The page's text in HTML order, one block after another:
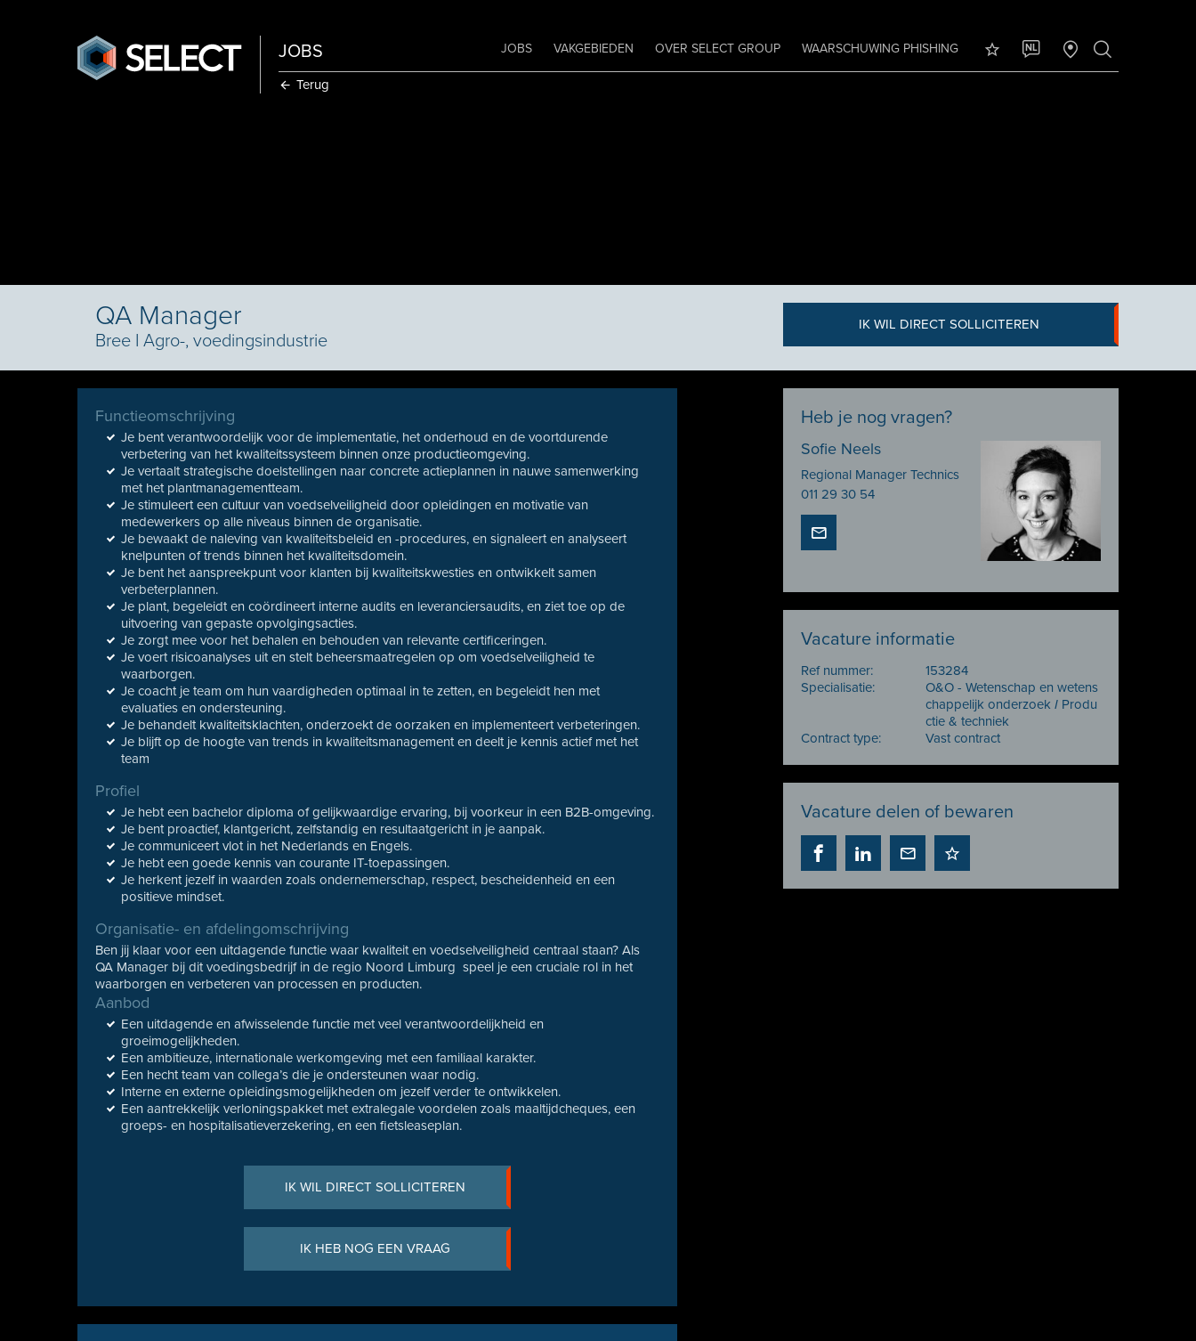
JOBS JOBS VAKGEBIEDEN OVER SELECT GROUP WAARSCHUWING PHISHING NL
Terug
QA Manager
Bree I Agro-, voedingsindustrie
IK WIL DIRECT SOLLICITEREN
Functieomschrijving
Je bent verantwoordelijk voor de implementatie, het onderhoud en de voortdurende
verbetering van het kwaliteitssysteem binnen onze productieomgeving.
Je vertaalt strategische doelstellingen naar concrete actieplannen in nauwe samenwerking
met het plantmanagementteam.
Je stimuleert een cultuur van voedselveiligheid door opleidingen en motivatie van
medewerkers op alle niveaus binnen de organisatie.
Je bewaakt de naleving van kwaliteitsbeleid en -procedures, en signaleert en analyseert
knelpunten of trends binnen het kwaliteitsdomein.
Je bent het aanspreekpunt voor klanten bij kwaliteitskwesties en ontwikkelt samen
verbeterplannen.
Je plant, begeleidt en coördineert interne audits en leveranciersaudits, en ziet toe op de
uitvoering van gepaste opvolgingsacties.
Je zorgt mee voor het behalen en behouden van relevante certificeringen.
Je voert risicoanalyses uit en stelt beheersmaatregelen op om voedselveiligheid te
waarborgen.
Je coacht je team om hun vaardigheden optimaal in te zetten, en begeleidt hen met
evaluaties en ondersteuning.
Je behandelt kwaliteitsklachten, onderzoekt de oorzaken en implementeert verbeteringen.
Je blijft op de hoogte van trends in kwaliteitsmanagement en deelt je kennis actief met het
team
Profiel
Je hebt een bachelor diploma of gelijkwaardige ervaring, bij voorkeur in een B2B-omgeving.
Je bent proactief, klantgericht, zelfstandig en resultaatgericht in je aanpak.
Je communiceert vlot in het Nederlands en Engels.
Je hebt een goede kennis van courante IT-toepassingen.
Je herkent jezelf in waarden zoals ondernemerschap, respect, bescheidenheid en een
positieve mindset.
Organisatie- en afdelingomschrijving
Ben jij klaar voor een uitdagende functie waar kwaliteit en voedselveiligheid centraal staan? Als
QA Manager bij dit voedingsbedrijf in de regio Noord Limburg speel je een cruciale rol in het
waarborgen en verbeteren van processen en producten.
Aanbod
Een uitdagende en afwisselende functie met veel verantwoordelijkheid en
groeimogelijkheden.
Een ambitieuze, internationale werkomgeving met een familiaal karakter.
Een hecht team van collega’s die je ondersteunen waar nodig.
Interne en externe opleidingsmogelijkheden om jezelf verder te ontwikkelen.
Een aantrekkelijk verloningspakket met extralegale voordelen zoals maaltijdcheques, een
groeps- en hospitalisatieverzekering, en een fietsleaseplan.
IK WIL DIRECT SOLLICITEREN
IK HEB NOG EEN VRAAG
Heb je nog vragen?
Sofie Neels
Regional Manager Technics
011 29 30 54
Vacature informatie
Ref nummer:
153284
Specialisatie:
O&O - Wetenschap en wetens
chappelijk onderzoekI Produ
ctie & techniek
Contract type:
Vast contract
Vacature delen of bewaren